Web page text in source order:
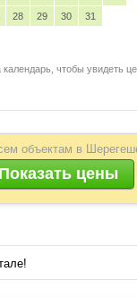
28 29 30 31
календарь, чтобы увидеть
объектам в